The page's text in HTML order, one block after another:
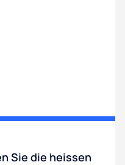
Sie die heissen